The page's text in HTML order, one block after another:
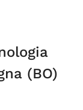
(BO)